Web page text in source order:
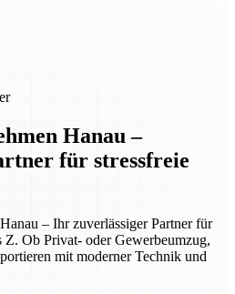
Hanau –
für stressfreie
– Ihr zuverlässiger Partner für
Z. Ob Privat- oder Gewerbeumzug,
mit moderner Technik und